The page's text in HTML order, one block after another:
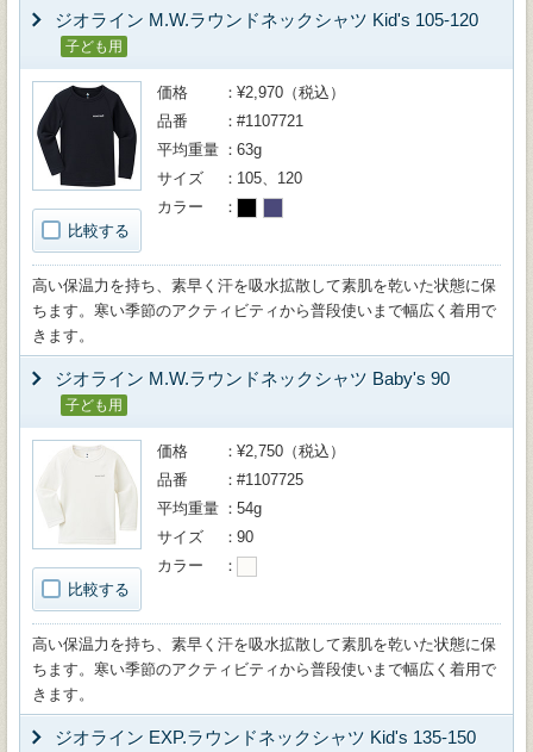
ジオライン M.W.ラウンドネックシャツ Kid's 105-120
子ども用
比較する
価格
¥2,970（税込）
品番
#1107721
平均重量
63g
サイズ
105、120
カラー
高い保温力を持ち、素早く汗を吸水拡散して素肌を乾いた状態に保
ちます。寒い季節のアクティビティから普段使いまで幅広く着用で
きます。
ジオライン M.W.ラウンドネックシャツ Baby's 90
子ども用
比較する
価格
¥2,750（税込）
品番
#1107725
平均重量
54g
サイズ
90
カラー
高い保温力を持ち、素早く汗を吸水拡散して素肌を乾いた状態に保
ちます。寒い季節のアクティビティから普段使いまで幅広く着用で
きます。
ジオライン EXP.ラウンドネックシャツ Kid's 135-150